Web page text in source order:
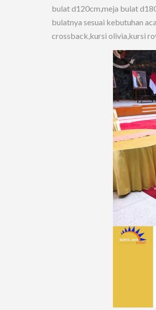
bulat d120cm,meja bulat
bulatnya sesuai kebutuhan
crossback,kursi olivia,kursi